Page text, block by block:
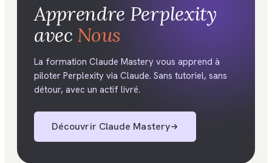
Apprendre Perplexity
avec Nous
La formation Claude Mastery vous apprend à
piloter Perplexity via Claude. Sans tutoriel, sans
détour, avec un actif livré.
Découvrir Claude Mastery